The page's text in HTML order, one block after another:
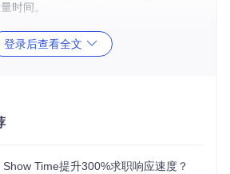
时间。
的页面结构特征库，通过DOM节点分
精准提取隐藏的时间信息。就像给每个
登录后查看全文
Time提升300%求职响应速度？